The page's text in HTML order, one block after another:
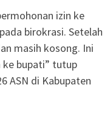
izin ke
birokrasi. Setelah
masih kosong. Ini
ke bupati” tutup
ASN di Kabupaten